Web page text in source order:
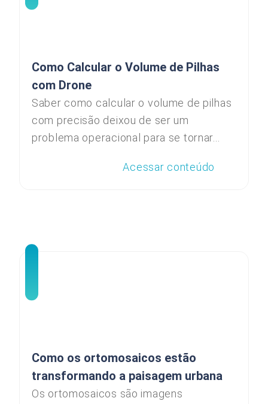
Como Calcular o Volume de Pilhas
com Drone
Saber como calcular o volume de pilhas
com precisão deixou de ser um
problema operacional para se tornar...
Acessar conteúdo
Como os ortomosaicos estão
transformando a paisagem urbana
Os ortomosaicos são imagens